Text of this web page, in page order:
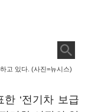
고 있다. (사진=뉴시스)
‘전기차 보급